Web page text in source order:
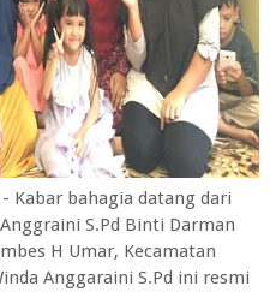
Kabar bahagia datang dari
S.Pd Binti Darman
H Umar, Kecamatan
Anggaraini S.Pd ini resmi